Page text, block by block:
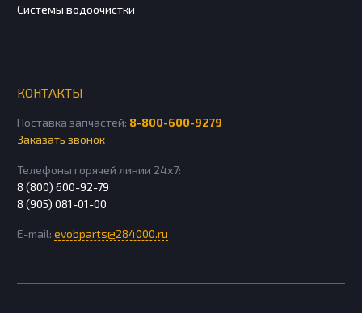
Системы водоочистки
КОНТАКТЫ
Поставка запчастей: 8-800-600-9279
Заказать звонок
Телефоны горячей линии 24х7:
8 (800) 600-92-79
8 (905) 081-01-00
E-mail: evobparts@284000.ru